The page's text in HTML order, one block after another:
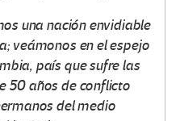
una nación envidiable
veámonos en el espejo
país que sufre las
50 años de conflicto
del medio